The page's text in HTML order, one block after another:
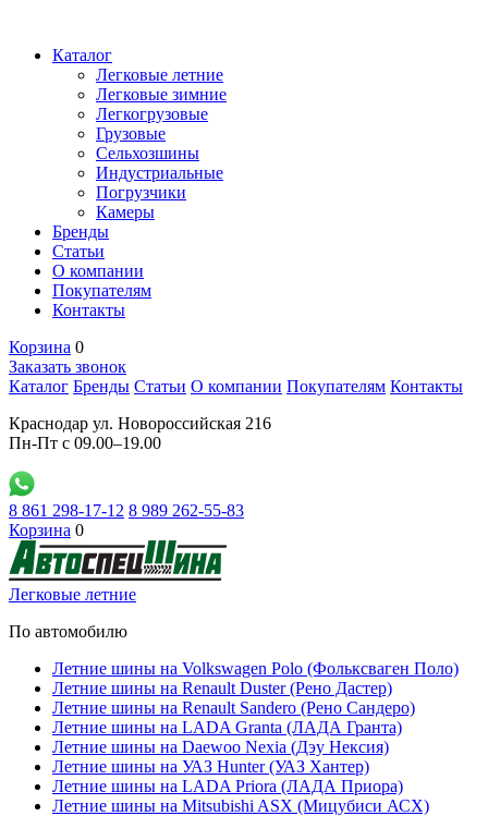
Каталог
Легковые летние
Легковые зимние
Легкогрузовые
Грузовые
Сельхозшины
Индустриальные
Погрузчики
Камеры
Бренды
Статьи
О компании
Покупателям
Контакты
Корзина 0
Заказать звонок
Каталог Бренды Статьи О компании Покупателям Контакты
Краснодар ул. Новороссийская 216
Пн-Пт с 09.00–19.00
8 861 298-17-12 8 989 262-55-83
Корзина 0
Легковые летние
По автомобилю
Летние шины на Volkswagen Polo (Фольксваген Поло)
Летние шины на Renault Duster (Рено Дастер)
Летние шины на Renault Sandero (Рено Сандеро)
Летние шины на LADA Granta (ЛАДА Гранта)
Летние шины на Daewoo Nexia (Дэу Нексия)
Летние шины на УАЗ Hunter (УАЗ Хантер)
Летние шины на LADA Priora (ЛАДА Приора)
Летние шины на Mitsubishi ASX (Мицубиси АСХ)